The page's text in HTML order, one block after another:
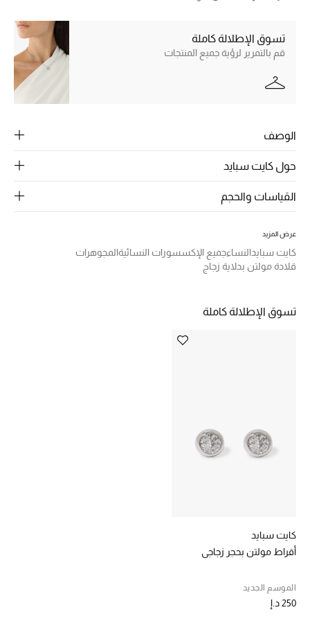
الجمال
المجوهرات
نسوقوا أحدث ما وصلنا
النساء
ركن أناقة المنتجعات
حصريًا عبر الإنترنت
الحب للمحلي
الملابس الرياضية النسائية
تسوق الإطلالة كاملة
قم بالتمرير لرؤية جميع المنتجات
الوصف
حول كايت سبايد
القياسات والحجم
عرض المزيد
كايت سبايدالنساءجميع الإكسسورات النسائيةالمجوهرات
قلادة مولتن بدلاية زجاج
تسوق الإطلالة كاملة
كايت سبايد
أقراط مولتن بحجر زجاجي
الموسم الجديد
250 د.إ